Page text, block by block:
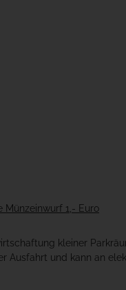
Münzeinwurf 1,- Euro
kleiner
Ausfahrt und kann an